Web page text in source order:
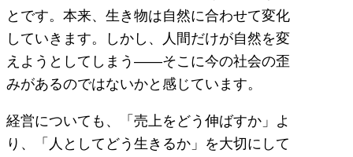
とです。本来、生き物は自然に合わせて変化
していきます。しかし、人間だけが自然を変
えようとしてしまう――そこに今の社会の歪
みがあるのではないかと感じています。
経営についても、「売上をどう伸ばすか」よ
り、「人としてどう生きるか」を大切にして